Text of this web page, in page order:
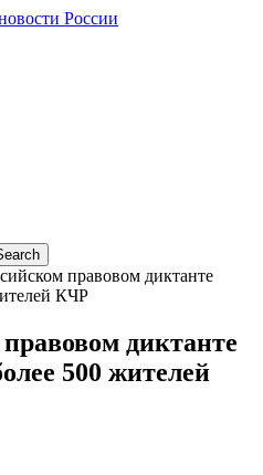
правовом диктанте
КЧР
диктанте
500 жителей